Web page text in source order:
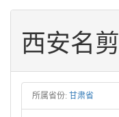
西安名剪
所属省份: 甘肃省